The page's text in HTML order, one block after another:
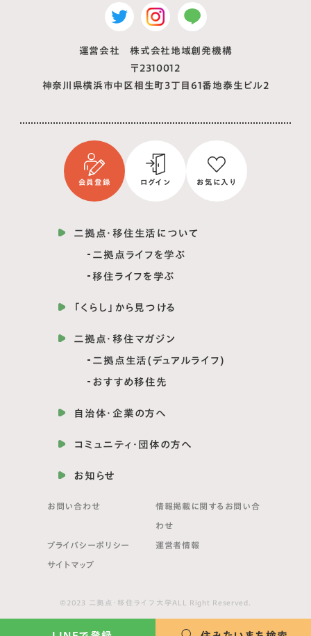
運営会社 株式会社地域創発機構
〒2310012
神奈川県横浜市中区相生町3丁目61番地泰生ビル2
会員登録 ログイン お気に入り
二拠点・移住生活について
二拠点ライフを学ぶ
移住ライフを学ぶ
「くらし」から見つける
二拠点・移住マガジン
二拠点生活(デュアルライフ)
おすすめ移住先
自治体・企業の方へ
コミュニティ・団体の方へ
お知らせ
お問い合わせ 情報掲載に関する お問い合
わせ
プライバシーポリシー 運営者情報
サイトマップ
©2023 二拠点・移住ライフ大学ALL Right Reserved.